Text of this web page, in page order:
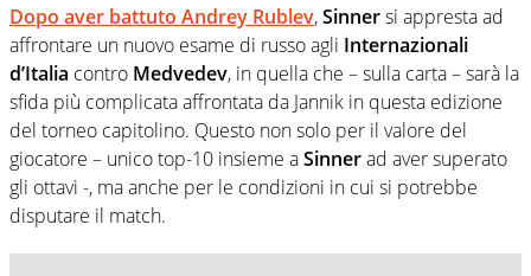
Dopo aver battuto Andrey Rublev,Sinnersi appresta ad
affrontare un nuovo esame di russo agli Internazionali
d’Italia contro Medvedev, in quella che – sulla carta – sarà la
sfida più complicata affrontata da Jannik in questa edizione
del torneo capitolino. Questo non solo per il valore del
giocatore – unico top-10 insieme aSinnerad aver superato
gli ottavi -, ma anche per le condizioni in cui si potrebbe
disputare il match.